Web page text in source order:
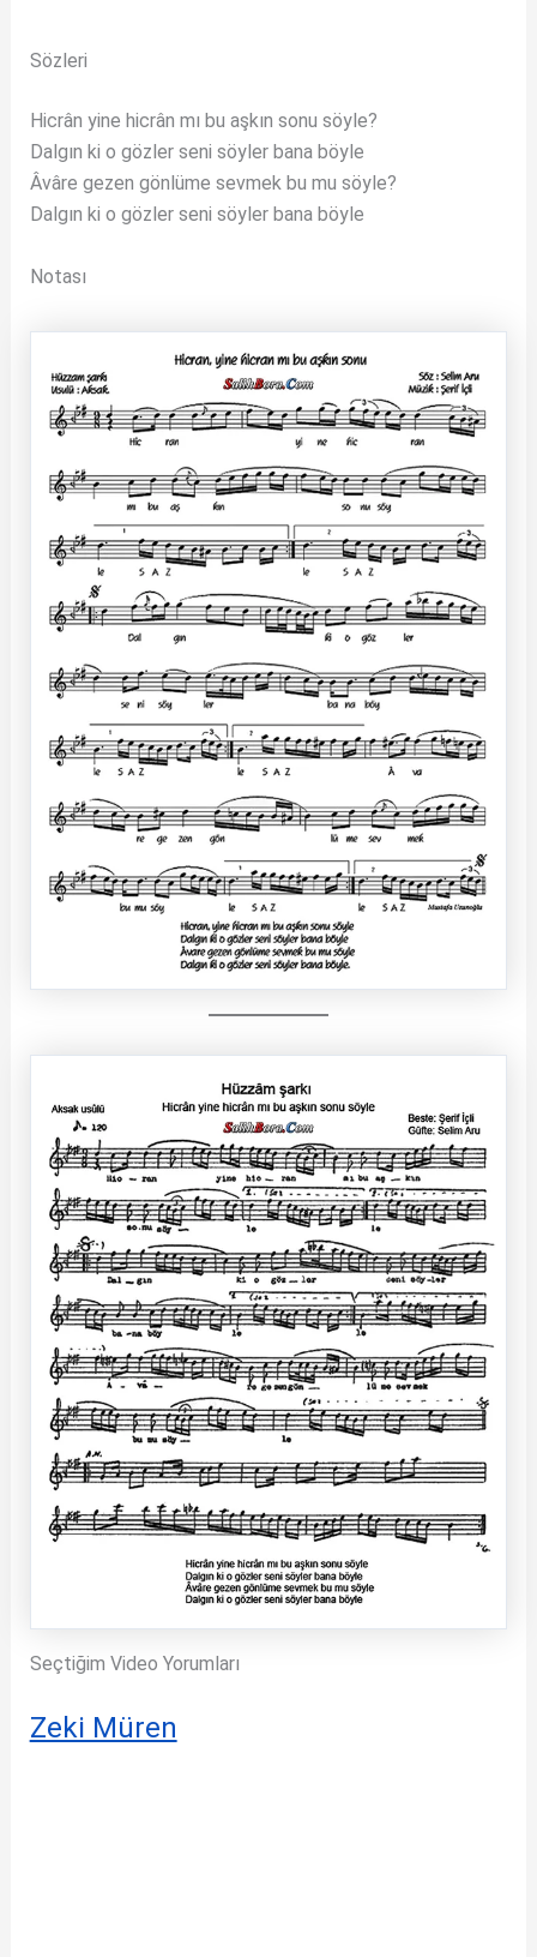
Sözleri
Hicrân yine hicrân mı bu aşkın sonu söyle?
Dalgın ki o gözler seni söyler bana böyle
Âvâre gezen gönlüme sevmek bu mu söyle?
Dalgın ki o gözler seni söyler bana böyle
Notası
Seçtiğim Video Yorumları
Zeki Müren